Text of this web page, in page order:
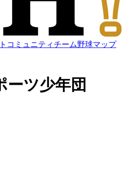
コミュニティチーム野球マップ
ーツ少年団